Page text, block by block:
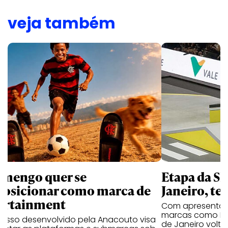
veja também
quer se
como marca de
desenvolvido pela Anacouto visa
Etapa da
Janeiro,
Com
marcas como
de Janeiro